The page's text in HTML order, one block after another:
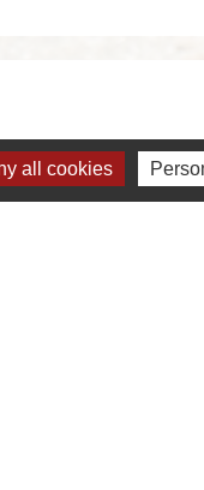
all cookies